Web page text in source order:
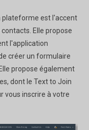
plateforme est l'accent
Elle propose
l'application
créer un formulaire
propose également
dont le Text to Join
vous inscrire à votre